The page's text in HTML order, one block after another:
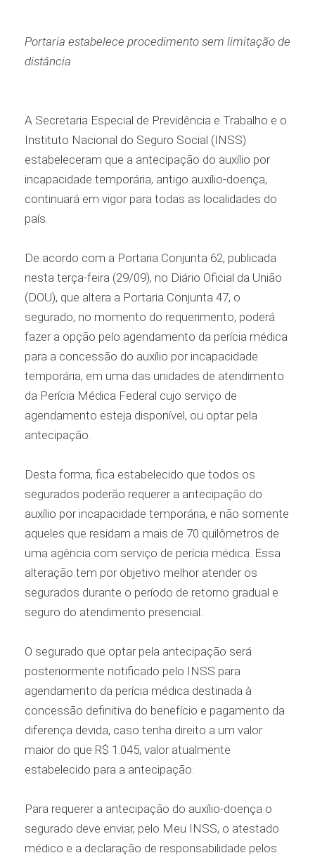
Portaria estabelece procedimento sem limitação de
distância
A Secretaria Especial de Previdência e Trabalho e o
Instituto Nacional do Seguro Social (INSS)
estabeleceram que a antecipação do auxílio por
incapacidade temporária, antigo auxílio-doença,
continuará em vigor para todas as localidades do
país.
De acordo com a Portaria Conjunta 62, publicada
nesta terça-feira (29/09), no Diário Oficial da União
(DOU), que altera a Portaria Conjunta 47, o
segurado, no momento do requerimento, poderá
fazer a opção pelo agendamento da perícia médica
para a concessão do auxílio por incapacidade
temporária, em uma das unidades de atendimento
da Perícia Médica Federal cujo serviço de
agendamento esteja disponível, ou optar pela
antecipação.
Desta forma, fica estabelecido que todos os
segurados poderão requerer a antecipação do
auxílio por incapacidade temporária, e não somente
aqueles que residam a mais de 70 quilômetros de
uma agência com serviço de perícia médica. Essa
alteração tem por objetivo melhor atender os
segurados durante o período de retorno gradual e
seguro do atendimento presencial.
O segurado que optar pela antecipação será
posteriormente notificado pelo INSS para
agendamento da perícia médica destinada à
concessão definitiva do benefício e pagamento da
diferença devida, caso tenha direito a um valor
maior do que R$ 1.045, valor atualmente
estabelecido para a antecipação.
Para requerer a antecipação do auxílio-doença o
segurado deve enviar, pelo Meu INSS, o atestado
médico e a declaração de responsabilidade pelos